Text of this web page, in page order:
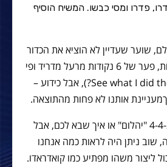
פדרו ומסי כבשו. המשיח הוסיף
, שוער שעדייןלא הוציאאת הכדור
, פער של נקודות מרעל מדריד ופי
אבלכידוע–
מעניינתאותנו לאפחות מהתוצאה.
יהלום" או איך שבאלכם, אבל
, שוב ניתן היה לראותכמה אנחנו
ליצור משהו מפתיעכמו קואדראדו.